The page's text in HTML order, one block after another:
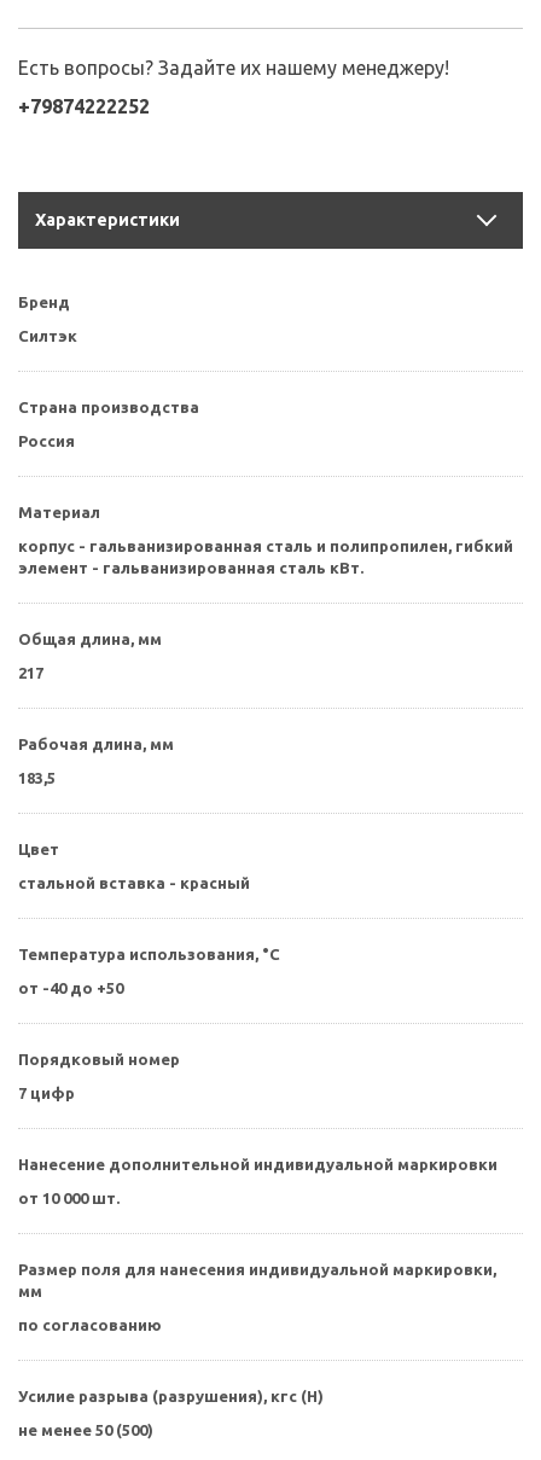
Есть вопросы? Задайте их нашему менеджеру!
+79874222252
Характеристики
Бренд
Силтэк
Страна производства
Россия
Материал
корпус - гальванизированная сталь и полипропилен, гибкий
элемент - гальванизированная сталь кВт.
Общая длина, мм
217
Рабочая длина, мм
183,5
Цвет
стальной вставка - красный
Температура использования, °С
от -40 до +50
Порядковый номер
7 цифр
Нанесение дополнительной индивидуальной маркировки
от 10 000 шт.
Размер поля для нанесения индивидуальной маркировки,
мм
по согласованию
Усилие разрыва (разрушения), кгс (Н)
не менее 50 (500)